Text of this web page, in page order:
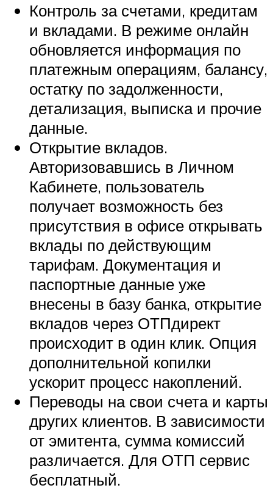
Контроль за счетами, кредитам
и вкладами. В режиме онлайн
обновляется информация по
платежным операциям, балансу,
остатку по задолженности,
детализация, выписка и прочие
данные.
Открытие вкладов.
Авторизовавшись в Личном
Кабинете, пользователь
получает возможность без
присутствия в офисе открывать
вклады по действующим
тарифам. Документация и
паспортные данные уже
внесены в базу банка, открытие
вкладов через ОТПдирект
происходит в один клик. Опция
дополнительной копилки
ускорит процесс накоплений.
Переводы на свои счета и карты
других клиентов. В зависимости
от эмитента, сумма комиссий
различается. Для ОТП сервис
бесплатный.